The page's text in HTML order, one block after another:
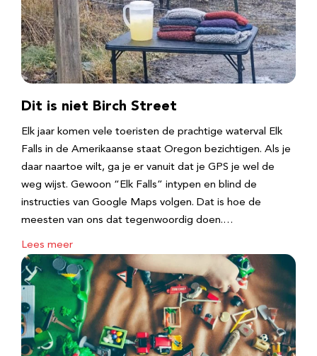
Dit is niet Birch Street
Elk jaar komen vele toeristen de prachtige waterval Elk
Falls in de Amerikaanse staat Oregon bezichtigen. Als je
daar naartoe wilt, ga je er vanuit dat je GPS je wel de
weg wijst. Gewoon “Elk Falls” intypen en blind de
instructies van Google Maps volgen. Dat is hoe de
meesten van ons dat tegenwoordig doen.…
Lees meer